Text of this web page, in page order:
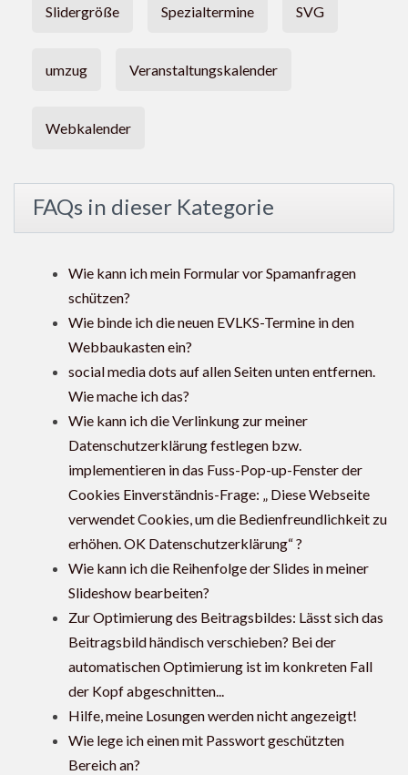
Slidergröße Spezialtermine SVG
umzug Veranstaltungskalender
Webkalender
FAQs in dieser Kategorie
Wie kann ich mein Formular vor Spamanfragen
schützen?
Wie binde ich die neuen EVLKS-Termine in den
Webbaukasten ein?
social media dots auf allen Seiten unten entfernen.
Wie mache ich das?
Wie kann ich die Verlinkung zur meiner
Datenschutzerklärung festlegen bzw.
implementieren in das Fuss-Pop-up-Fenster der
Cookies Einverständnis-Frage: „ Diese Webseite
verwendet Cookies, um die Bedienfreundlichkeit zu
erhöhen. OK Datenschutzerklärung“ ?
Wie kann ich die Reihenfolge der Slides in meiner
Slideshow bearbeiten?
Zur Optimierung des Beitragsbildes: Lässt sich das
Beitragsbild händisch verschieben? Bei der
automatischen Optimierung ist im konkreten Fall
der Kopf abgeschnitten...
Hilfe, meine Losungen werden nicht angezeigt!
Wie lege ich einen mit Passwort geschützten
Bereich an?